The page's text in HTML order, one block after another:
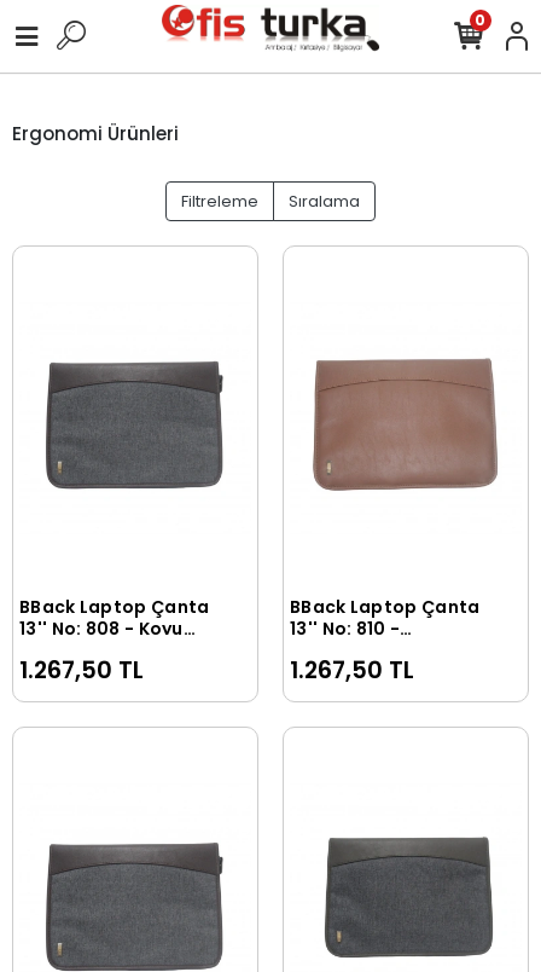
0
Ergonomi Ürünleri
Filtreleme Sıralama
Sepete Ekle
BBack Laptop Çanta
13'' No: 808 - Koyu
1.267,50 TL
Sepete Ekle
BBack Laptop Çanta
13'' No: 810 -
1.267,50 TL